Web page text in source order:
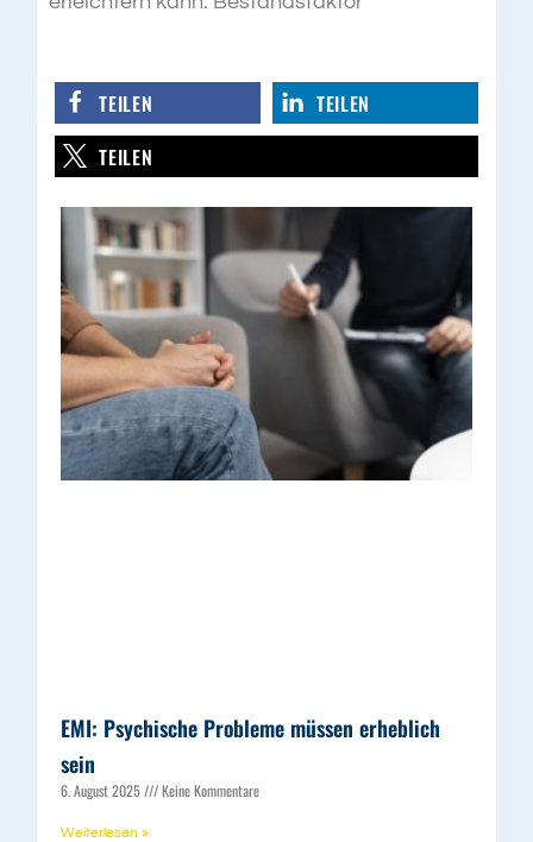
TEILEN
TEILEN
TEILEN
EMI: Psychische Probleme müssen erheblich
sein
6. August 2025 Keine Kommentare
Weiterlesen »